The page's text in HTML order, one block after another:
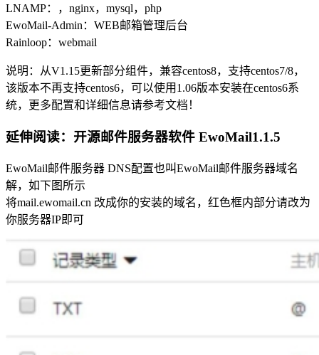
LNAMP：，nginx，mysql，php
EwoMail-Admin：WEB邮箱管理后台
Rainloop：webmail
说明：从V1.15更新部分组件，兼容centos8，支持centos7/8，
该版本不再支持centos6，可以使用1.06版本安装在centos6系
统，更多配置和详细信息请参考文档！
延伸阅读：开源邮件服务器软件 EwoMail1.1.5
EwoMail邮件服务器 DNS配置也叫EwoMail邮件服务器域名
解，如下图所示
将mail.ewomail.cn 改成你的安装的域名，红色框内部分请改为
你服务器IP即可